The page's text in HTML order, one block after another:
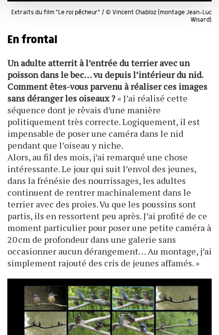
avec d'autres informations que vous leur avez fournies
ou qu'ils ont collectées lors de votre utilisation de leurs
Extraits du film "Le roi pêcheur" / © Vincent Chabloz (montage Jean-Luc
Wisard)
En frontal
Un adulte atterrit à l’entrée du terrier avec un
poisson dans le bec… vu depuis l’intérieur du nid.
Comment êtes-vous parvenu à réaliser ces images
sans déranger les oiseaux ?« J’ai réalisé cette
séquence dont je rêvais d’une manière
politiquement très correcte. Logiquement, il est
impensable de poser une caméra dans le nid
pendant que l’oiseau y niche.
Alors, au fil des mois, j’ai remarqué une chose
intéressante. Le jour qui suit l’envol des jeunes,
dans la frénésie des nourrissages, les adultes
continuent de rentrer machinalement dans le
terrier avec des proies. Vu que les poussins sont
partis, ils en ressortent peu après. J’ai profité de ce
moment particulier pour poser une petite caméra à
20 cm de profondeur dans une galerie sans
occasionner aucun dérangement… Au montage, j’ai
simplement rajouté des cris de jeunes affamés. »